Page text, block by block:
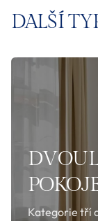
DALŠÍ
Kategorie tří